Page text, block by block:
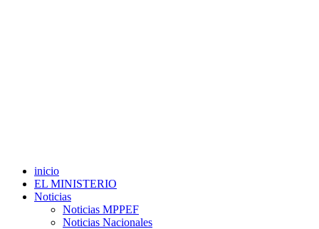
inicio
EL MINISTERIO
Noticias
Noticias MPPEF
Noticias Nacionales